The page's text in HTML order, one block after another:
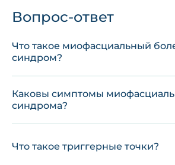
Вопрос-ответ
Что такое миофасциальный
синдром?
Каковы симптомы
синдрома?
Что такое триггерные точки?